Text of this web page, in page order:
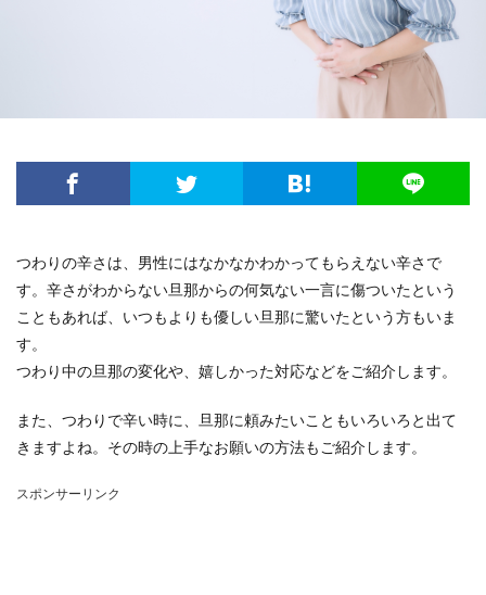
つわりの辛さは、男性にはなかなかわかってもらえない辛さで
す。辛さがわからない旦那からの何気ない一言に傷ついたという
こともあれば、いつもよりも優しい旦那に驚いたという方もいま
す。
つわり中の旦那の変化や、嬉しかった対応などをご紹介します。
また、つわりで辛い時に、旦那に頼みたいこともいろいろと出て
きますよね。その時の上手なお願いの方法もご紹介します。
スポンサーリンク